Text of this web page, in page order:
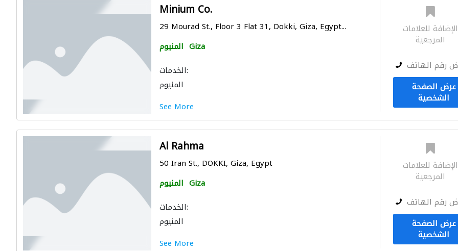
Minium Co.
29 Mourad St., Floor 3 Flat 31, Dokki, Giza, Egypt...
المنيوم Giza
الخدمات:
المنيوم
See More
الإضافة للعلامات
المرجعية
رقم الهاتف
عرض الصفحة
الشخصية
Al Rahma
50 Iran St., DOKKI, Giza, Egypt
المنيوم Giza
الخدمات:
المنيوم
See More
الإضافة للعلامات
المرجعية
رقم الهاتف
عرض الصفحة
الشخصية